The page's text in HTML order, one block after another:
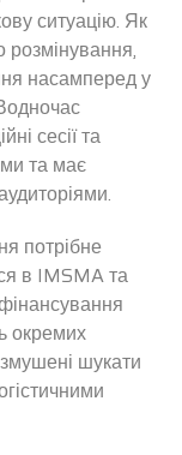
ситуацію. Як
розмінування,
насамперед у
сесії та
та має
потрібне
в IMSMA та
окремих
шукати